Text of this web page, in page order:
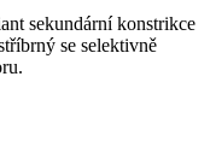
sekundární konstrikce
se selektivně